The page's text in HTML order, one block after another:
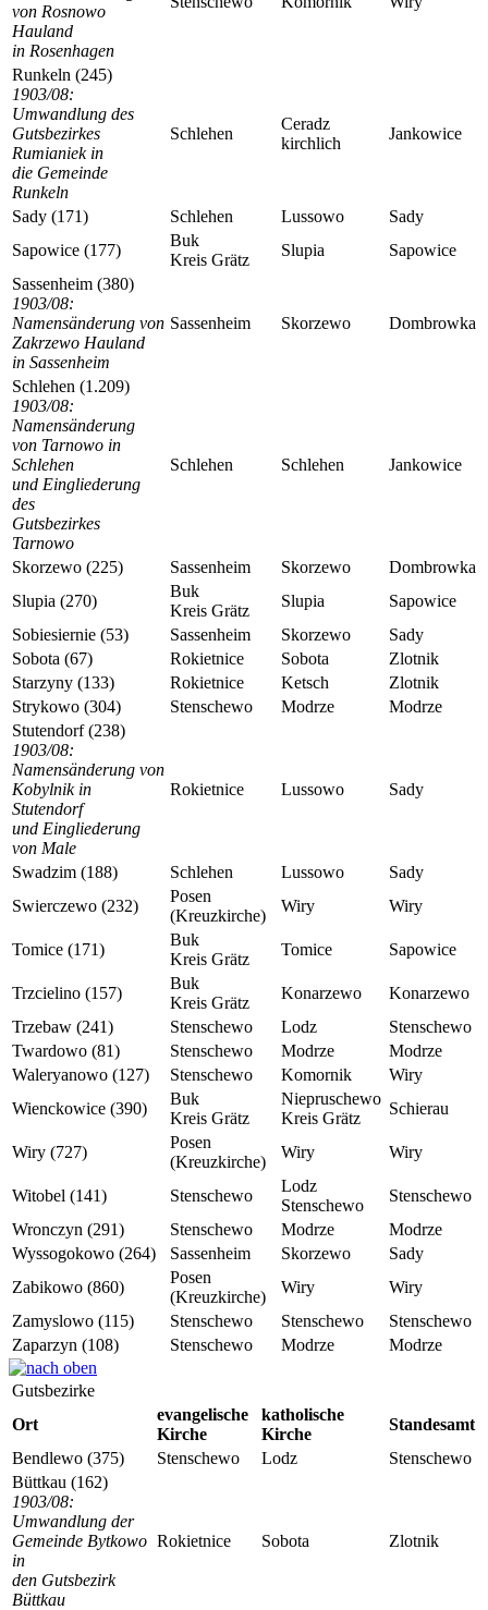
von Rosnowo
Hauland
in Rosenhagen
Runkeln (245)
1903/08:
Umwandlung des
Gutsbezirkes
Rumianiek in
die Gemeinde
Runkeln
Schlehen
Ceradz
kirchlich
Jankowice
Sady (171) Schlehen Lussowo
Sady
Sapowice (177)
Buk
Kreis Grätz
Slupia
Sapowice
Sassenheim (380)
1903/08:
Namensänderung von
Zakrzewo Hauland
in Sassenheim
Sassenheim Skorzewo Dombrowka
Schlehen (1.209)
1903/08:
Namensänderung
von Tarnowo in
Schlehen
und Eingliederung
des
Gutsbezirkes
Tarnowo
Schlehen Schlehen Jankowice
Skorzewo (225) Sassenheim Skorzewo
Dombrowka
Slupia (270)
Buk
Kreis Grätz
Slupia
Sapowice
Sobiesiernie (53)
Sassenheim Skorzewo
Sady
Sobota (67)
Rokietnice Sobota
Zlotnik
Starzyny (133)
Rokietnice Ketsch
Zlotnik
Strykowo (304)
Stenschewo Modrze
Modrze
Stutendorf (238)
1903/08:
Namensänderung von
Kobylnik in
Stutendorf
und Eingliederung
von Male
Rokietnice Lussowo Sady
Swadzim (188) Schlehen Lussowo
Sady
Swierczewo (232)
Posen
(Kreuzkirche)
Wiry Wiry
Tomice (171)
Buk
Kreis Grätz
Tomice Sapowice
Trzcielino (157)
Buk
Kreis Grätz
Konarzewo
Konarzewo
Trzebaw (241)
Stenschewo Lodz
Stenschewo
Twardowo (81)
Stenschewo Modrze
Modrze
Waleryanowo (127)
Stenschewo Komornik
Wiry
Wienckowice (390)
Buk
Kreis Grätz
Niepruschewo
Kreis Grätz
Schierau
Wiry (727)
Posen
(Kreuzkirche)
Wiry Wiry
Witobel (141) Stenschewo
Lodz
Stenschewo
Stenschewo
Wronczyn (291)
Stenschewo Modrze
Modrze
Wyssogokowo (264)
Sassenheim Skorzewo
Sady
Zabikowo (860)
Posen
(Kreuzkirche)
Wiry
Wiry
Zamyslowo (115)
Stenschewo Stenschewo
Stenschewo
Zaparzyn (108)
Stenschewo Modrze Modrze
Gutsbezirke
Ort
evangelische
Kirche
katholische
Kirche
Standesamt
Bendlewo (375)
Stenschewo Lodz
Stenschewo
Büttkau (162)
1903/08:
Umwandlung der
Gemeinde Bytkowo
in
den Gutsbezirk
Büttkau
Rokietnice Sobota Zlotnik